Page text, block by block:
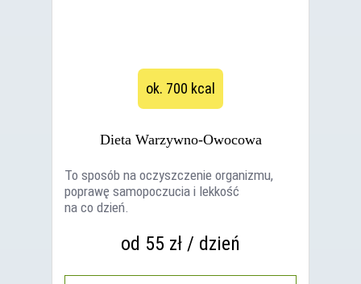
ok. 700 kcal
Dieta Warzywno-Owocowa
To sposób na oczyszczenie organizmu,
poprawę samopoczucia i lekkość
na co dzień.
od 55 zł / dzień